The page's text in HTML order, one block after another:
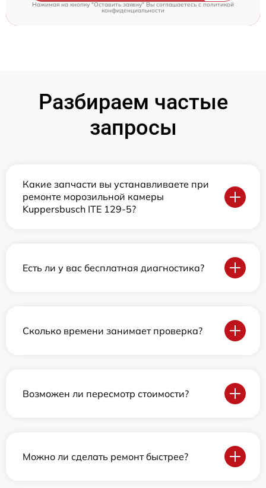
Нажимая на кнопку "Оставить заявку" Вы соглашаетесь c политикой
конфиденциальности
Разбираем частые
запросы
Какие запчасти вы устанавливаете при
ремонте морозильной камеры
Kuppersbusch ITE 129-5?
Есть ли у вас бесплатная диагностика?
Сколько времени занимает проверка?
Возможен ли пересмотр стоимости?
Можно ли сделать ремонт быстрее?